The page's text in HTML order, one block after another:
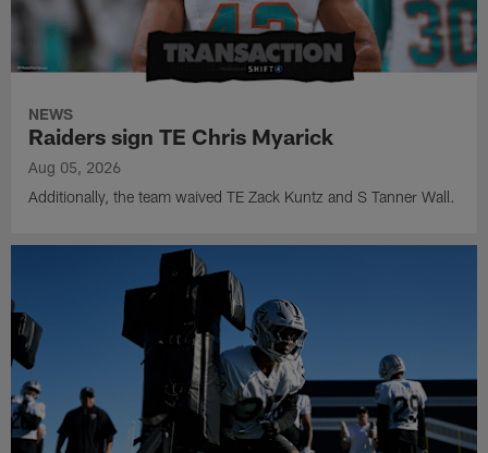
NEWS
Raiders sign TE Chris Myarick
Aug 05, 2026
Additionally, the team waived TE Zack Kuntz and S Tanner Wall.